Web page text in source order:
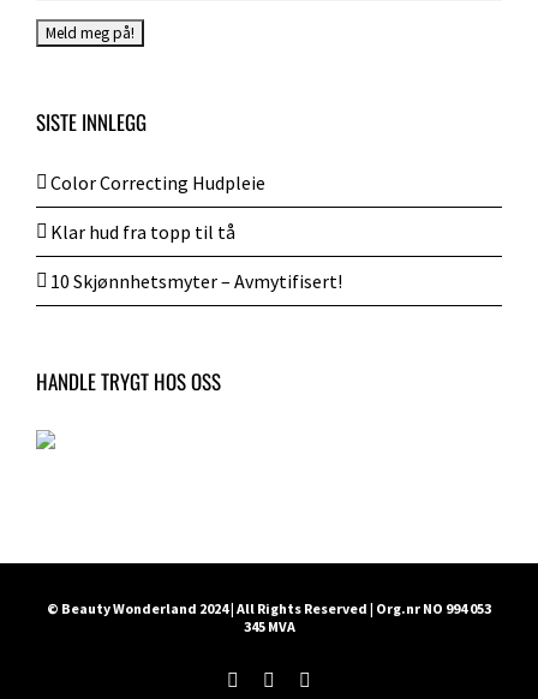
SISTE INNLEGG
Color Correcting Hudpleie
Klar hud fra topp til tå
10 Skjønnhetsmyter – Avmytifisert!
HANDLE TRYGT HOS OSS
© Beauty Wonderland 2024 | All Rights Reserved | Org.nr NO 994 053
345 MVA
FacebookInstagram